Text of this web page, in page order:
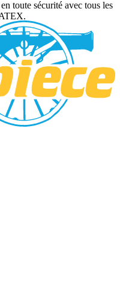
toute sécurité avec tous les